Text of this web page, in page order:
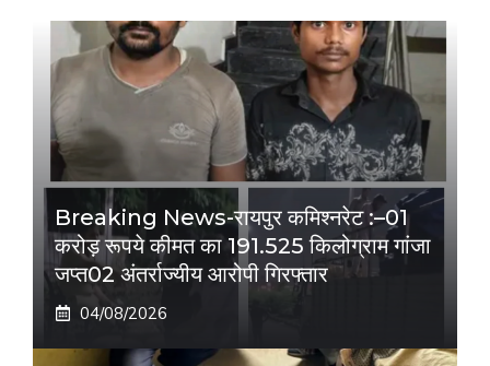
Breaking News-रायपुर कमिश्नरेट :–01
करोड़ रूपये कीमत का 191.525 किलोग्राम गांजा
जप्त02 अंतर्राज्यीय आरोपी गिरफ्तार
04/08/2026